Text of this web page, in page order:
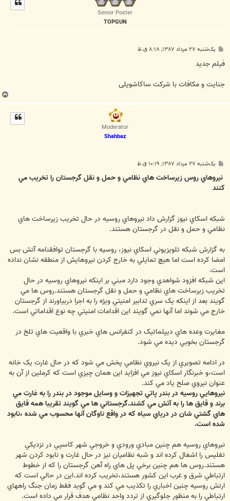
Senior Poster
TOPGUN
پ
ت
یک‌شنبه ۲۷ مرداد ۱۳۸۷, ۸:۱۸ ق.ظ
فيلم جديد
جنايت و مکافات با شرکت ساکاشويلی
ب
ا
Moderator
Shahbaz
پ
ت
یک‌شنبه ۲۷ مرداد ۱۳۸۷, ۱۰:۱۹ ق.ظ
نيروهاي روس زيرساخت هاي نظامي و حمل و نقل گرجستان را تخريب مي
کنند
شبکه اسکاي نيوز گزارش داد نيروهاي روسيه در حال تخريب زيرساخت هاي
نظامي و حمل و نقل در گرجستان هستند.
به گزارش شبکه تلويزيوني اسکاي نيوز، روسيه با گرجستان توافقنامه آتش بس
امضا کرده است اما هيچ تمايلي به خارج کردن نيروهايش از منطقه نشان نداده
است.
اين شبکه افزود شواهدي وجود دارد مبني بر اينکه نيروهاي روسيه در حال
تخريب زيرساخت هاي نظامي و حمل و نقل گرجستان هستند.روس ها مي
گويند بعد از اينکه يک سري تدابير امنيتي ويژه را به اجرا دربياورند از گرجستان
خارج مي شوند اما آنها نمي گويند اين اقدامات امنيتي چه نوع اقداماتي است.
مغايرت وعده هاي ديپلماتيک در کنفرانس هاي خبري با واقعيت هاي تلخ در
گرجستان بخوبي ديده مي شود.
در ادامه تصويري از يک نيروي نظامي پخش مي شود که در حال غارت يک خانه
است،و خبرنگار اسکاي نيوز مي افزايد اين همان چيزي است که کرملين از آن به
عنوان نيروي صلح ياد مي کند.
نيروهايي روسيه در بندر پاتي تجهيزات و وسايل موجود در بندر را به غارت مي
برند و قايق ها را به آتش مي کشند.گرجستاني ها مي گويند تقريبا همه قايق
هاي گشتي شان در درياي سياه که در واقع ناوگان آنها محسوب مي شده ،نابود
شده است.
نيروهاي روسيه هم چنين مبادي ورودي و خروجي شهر کاسپي در نزديکي
تفليس را اشغال کرده اند و شبه نظاميان نيز در حال غارت و نابود کردن شهر
هستند.روس ها هم چنين برخي پل هاي راه آهن گرجستان را که از خطوط
ارتباطي شرق و غرب اين کشور هستند،تخريب کرده اند.اين در حالي است که
ارتش روسيه چنين اخباري را تکذيب مي کند و مي گويد فقط زمان جنگ راههاي
ارتباطي را به منظور جلوگيري از تردد واحد نظامي هدف قرار مي داده است.